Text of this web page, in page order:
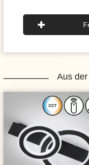
Aus